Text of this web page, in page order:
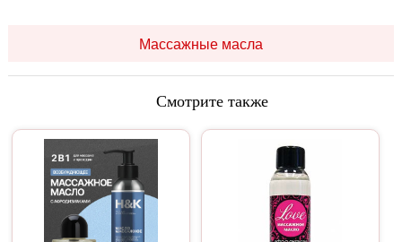
Массажные масла
Смотрите также